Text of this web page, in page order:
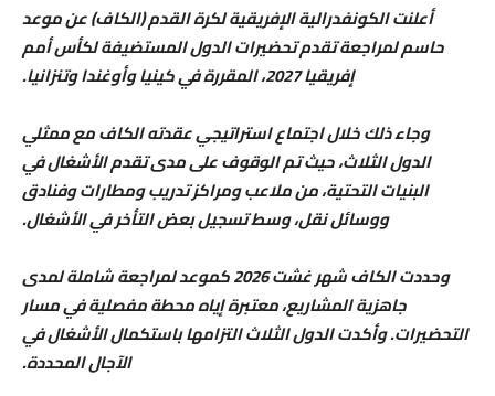
أعلنت الكونفدرالية الإفريقية لكرة القدم (الكاف) عن موعد
حاسم لمراجعة تقدم تحضيرات الدول المستضيفة لكأس أمم
إفريقيا 2027، المقررة في كينيا وأوغندا وتنزانيا.
وجاء ذلك خلال اجتماع استراتيجي عقدته الكاف مع ممثلي
الدول الثلاث، حيث تم الوقوف على مدى تقدم الأشغال في
البنيات التحتية، من ملاعب ومراكز تدريب ومطارات وفنادق
ووسائل نقل، وسط تسجيل بعض التأخر في الأشغال.
وحددت الكاف شهر غشت 2026 كموعد لمراجعة شاملة لمدى
جاهزية المشاريع، معتبرة إياه محطة مفصلية في مسار
التحضيرات. وأكدت الدول الثلاث التزامها باستكمال الأشغال في
الآجال المحددة.